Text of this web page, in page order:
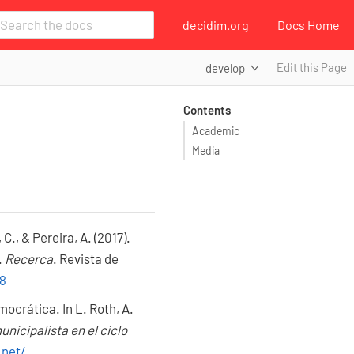
decidim.org Docs Home
develop Edit this Page
Contents
Academic
Media
& Pereira, A. (2017).
Recerca . Revista de
In L. Roth, A.
en el ciclo